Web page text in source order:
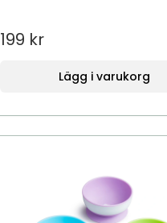
199 kr
Lägg i varukorg